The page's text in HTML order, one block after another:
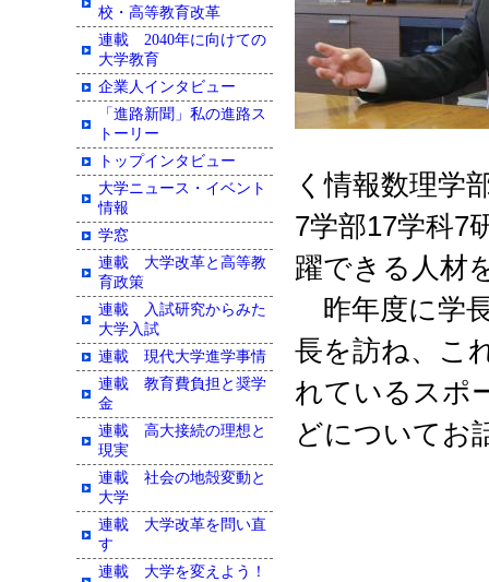
く情報数理学
7学部17学科7
躍できる人材
昨年度に学
長を訪ね、
こ
れているスポ
どについてお
校・高等教育改革
連載 2040年に向けての
大学教育
企業人インタビュー
「進路新聞」私の進路ス
トーリー
トップインタビュー
大学ニュース・イベント
情報
学窓
連載 大学改革と高等教
育政策
連載 入試研究からみた
大学入試
連載 現代大学進学事情
連載 教育費負担と奨学
金
連載 高大接続の理想と
現実
連載 社会の地殻変動と
大学
連載 大学改革を問い直
す
連載 大学を変えよう！